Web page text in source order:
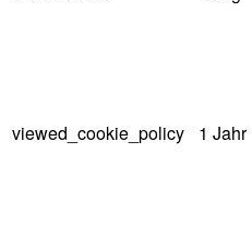
viewed_cookie_policy 1 Jahr